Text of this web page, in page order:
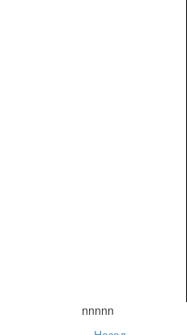
nnnnn